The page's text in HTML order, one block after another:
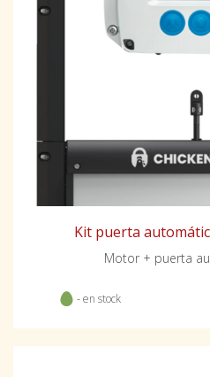
Kit puerta
Motor + puerta
- en stock